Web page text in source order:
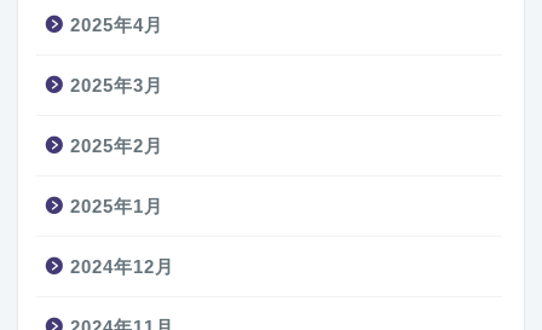
2025年4月
2025年3月
2025年2月
2025年1月
2024年12月